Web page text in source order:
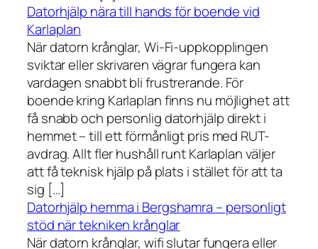
Datorhjälp nära till hands för boende vid
Karlaplan
När datorn krånglar, Wi-Fi-uppkopplingen
sviktar eller skrivaren vägrar fungera kan
vardagen snabbt bli frustrerande. För
boende kring Karlaplan finns nu möjlighet att
få snabb och personlig datorhjälp direkt i
hemmet – till ett förmånligt pris med RUT-
avdrag. Allt fler hushåll runt Karlaplan väljer
att få teknisk hjälp på plats i stället för att ta
sig […]
Datorhjälp hemma i Bergshamra – personligt
stöd när tekniken krånglar
När datorn krånglar, wifi slutar fungera eller